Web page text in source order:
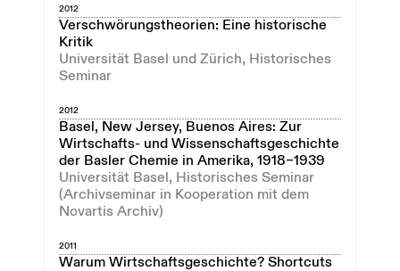
2012
Verschwörungstheorien: Eine historische
Kritik
Universität Basel und Zürich, Historisches
Seminar
2012
Basel, New Jersey, Buenos Aires: Zur
Wirtschafts- und Wissenschaftsgeschichte
der Basler Chemie in Amerika, 1918–1939
Universität Basel, Historisches Seminar
(Archivseminar in Kooperation mit dem
Novartis Archiv)
2011
Warum Wirtschaftsgeschichte? Shortcuts